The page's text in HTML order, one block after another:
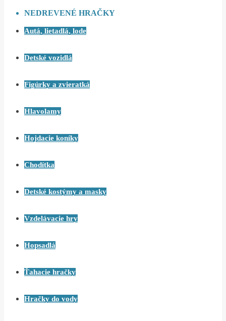
NEDREVENÉ HRAČKY
Autá, lietadlá, lode
Detské vozidlá
Figúrky a zvieratká
Hlavolamy
Hojdacie koníky
Chodítka
Detské kostýmy a masky
Vzdelávacie hry
Hopsadlá
Ťahacie hračky
Hračky do vody